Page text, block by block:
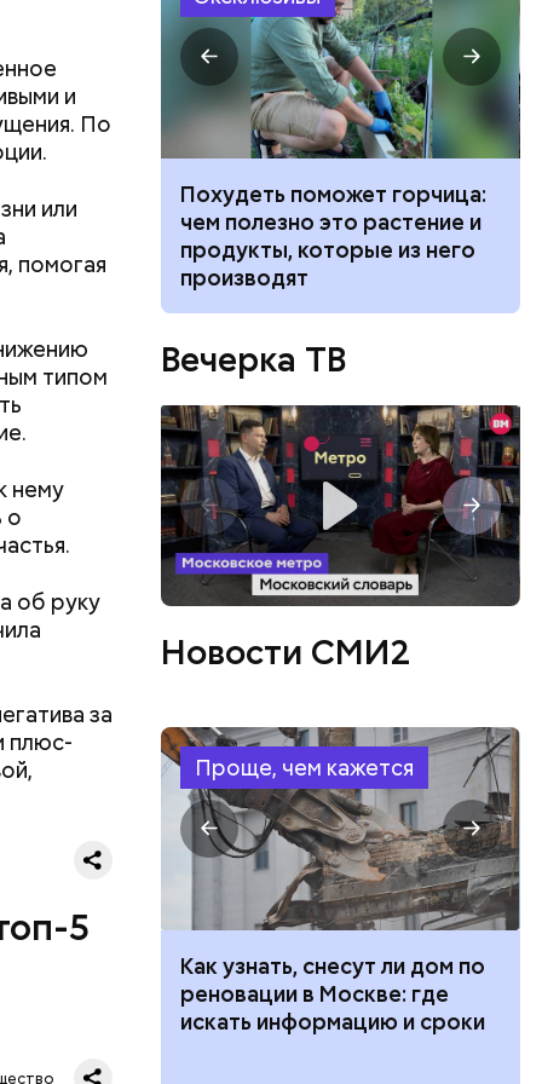
и
По
или
помогая
типом
нему
о
об руку
за
плюс-
5
это
—
и
Похудеть поможет горчица:
чем полезно это растение и
продукты, которые из него
производят
Вечерка ТВ
Новости СМИ2
Проще, чем кажется
Как узнать, снесут ли дом по
реновации в Москве: где
искать информацию и сроки